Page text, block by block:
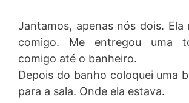
Jantamos, apenas nós dois. Ela
comigo. Me entregou uma
comigo até o banheiro.
Depois do banho coloquei uma
para a sala. Onde ela estava.